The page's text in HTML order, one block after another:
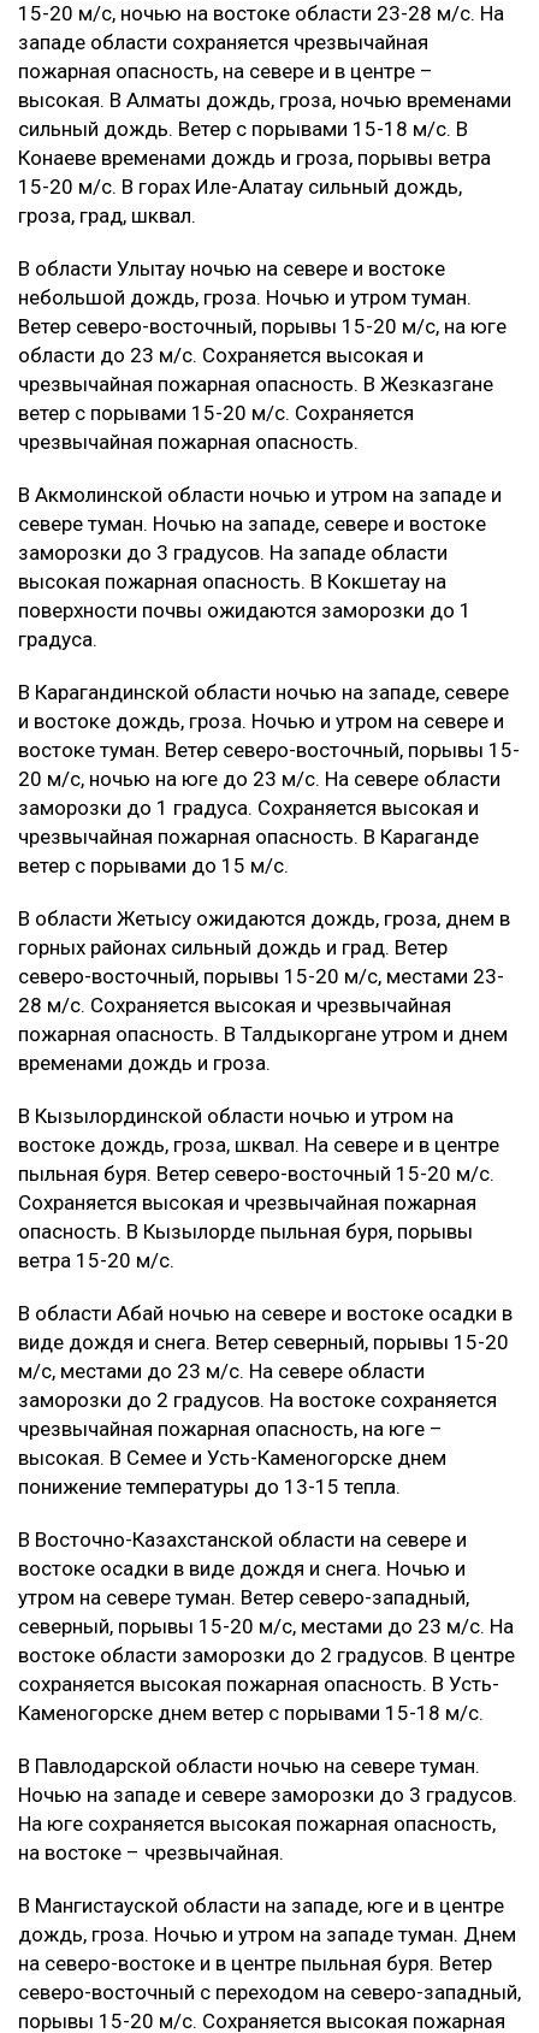
15-20 м/с, ночью на востоке области 23-28 м/с. На
западе области сохраняется чрезвычайная
пожарная опасность, на севере и в центре –
высокая. В Алматы дождь, гроза, ночью временами
сильный дождь. Ветер с порывами 15-18 м/с. В
Конаеве временами дождь и гроза, порывы ветра
15-20 м/с. В горах Иле-Алатау сильный дождь,
гроза, град, шквал.
В области Улытау ночью на севере и востоке
небольшой дождь, гроза. Ночью и утром туман.
Ветер северо-восточный, порывы 15-20 м/с, на юге
области до 23 м/с. Сохраняется высокая и
чрезвычайная пожарная опасность. В Жезказгане
ветер с порывами 15-20 м/с. Сохраняется
чрезвычайная пожарная опасность.
В Акмолинской области ночью и утром на западе и
севере туман. Ночью на западе, севере и востоке
заморозки до 3 градусов. На западе области
высокая пожарная опасность. В Кокшетау на
поверхности почвы ожидаются заморозки до 1
градуса.
В Карагандинской области ночью на западе, севере
и востоке дождь, гроза. Ночью и утром на севере и
востоке туман. Ветер северо-восточный, порывы 15-
20 м/с, ночью на юге до 23 м/с. На севере области
заморозки до 1 градуса. Сохраняется высокая и
чрезвычайная пожарная опасность. В Караганде
ветер с порывами до 15 м/с.
В области Жетысу ожидаются дождь, гроза, днем в
горных районах сильный дождь и град. Ветер
северо-восточный, порывы 15-20 м/с, местами 23-
28 м/с. Сохраняется высокая и чрезвычайная
пожарная опасность. В Талдыкоргане утром и днем
временами дождь и гроза.
В Кызылординской области ночью и утром на
востоке дождь, гроза, шквал. На севере и в центре
пыльная буря. Ветер северо-восточный 15-20 м/с.
Сохраняется высокая и чрезвычайная пожарная
опасность. В Кызылорде пыльная буря, порывы
ветра 15-20 м/с.
В области Абай ночью на севере и востоке осадки в
виде дождя и снега. Ветер северный, порывы 15-20
м/с, местами до 23 м/с. На севере области
заморозки до 2 градусов. На востоке сохраняется
чрезвычайная пожарная опасность, на юге –
высокая. В Семее и Усть-Каменогорске днем
понижение температуры до 13-15 тепла.
В Восточно-Казахстанской области на севере и
востоке осадки в виде дождя и снега. Ночью и
утром на севере туман. Ветер северо-западный,
северный, порывы 15-20 м/с, местами до 23 м/с. На
востоке области заморозки до 2 градусов. В центре
сохраняется высокая пожарная опасность. В Усть-
Каменогорске днем ветер с порывами 15-18 м/с.
В Павлодарской области ночью на севере туман.
Ночью на западе и севере заморозки до 3 градусов.
На юге сохраняется высокая пожарная опасность,
на востоке – чрезвычайная.
В Мангистауской области на западе, юге и в центре
дождь, гроза. Ночью и утром на западе туман. Днем
на северо-востоке и в центре пыльная буря. Ветер
северо-восточный с переходом на северо-западный,
порывы 15-20 м/с. Сохраняется высокая пожарная